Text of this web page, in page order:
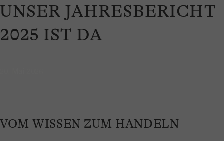
UNSER JAHRESBERICHT
2025 IST DA
VOM WISSEN ZUM HANDELN